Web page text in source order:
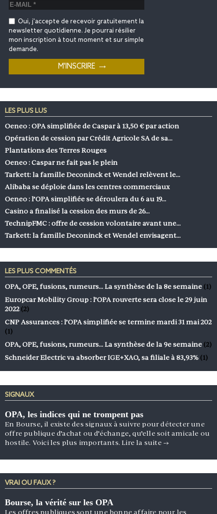
Oui, j'accepte de recevoir gratuitement la
newsletter quotidienne. Je pourrai résilier
mon inscription à tout moment et sur simple
demande.
LES PLUS LUS
Oeneo : OPA simplifiée de Caspar à 13,50 € par action
Opération de cession par Crédit Agricole SA de sa…
Plantations des Terres Rouges
Oeneo : Caspar ne fait pas le plein
Tarkett: la famille Deconinck et Wendel relèvent le…
Alibaba se déploie dans les centres commerciaux
Oeneo : l’OPA simplifiée se déroulera du 6 au 19…
Casino a finalisé la cession des murs de 26…
TechnipFMC : offre de cession volontaire avant une…
Tarkett: la famille Deconinck et Wendel envisagent…
LES PLUS COMMENTÉS
OPA, OPE, fusions, rumeurs… La synthèse de la 8e semaine (1)
Europcar Mobility Group : l’OPA rouverte sera close le 29 juin
2022 (2)
CNP Assurances : l’OPA simplifiée se termine mardi 31 mai 202
(1)
OPA, OPE, fusions, rumeurs… La synthèse de la 9e semaine (2)
Schneider Electric va absorber IGE+XAO, sa filiale à 83,93% (1)
SIGNAUX
OPA, les indices qui ne trompent pas
En Bourse, il existe des signaux à suivre pour détecter une
offre publique d’achat ou d’échange, qu’elle soit amicale ou
hostile. Voici les plus importants.Lire la suite →
VRAI OU FAUX ?
Bourse, la vérité sur les OPA
Les offres publiques sont une bonne affaire pour les